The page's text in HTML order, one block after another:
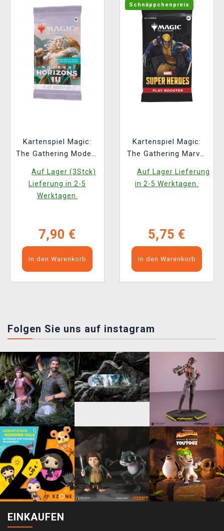
Kartenspiel Magic:
The Gathering Modern
Booster (14 Karten)
(ENGLISCHE
VERSION)
Auf Lager (3Stck)
Lieferung in 2-5
Werktagen.
7,90 €
In den Warenkorb
Schnäppchenpreis
Kartenspiel Magic:
The Gathering Marvel
Booster (14 Karten)
Auf Lager Lieferung
in 2-5 Werktagen.
5,75 €
In den Warenkorb
Folgen Sie uns auf instagram
EINKAUFEN